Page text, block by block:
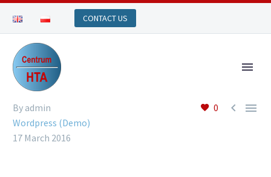
0  
By admin
Wordpress (Demo)
17 March 2016